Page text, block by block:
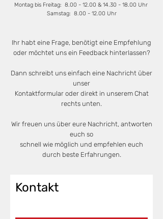
Montag bis Freitag: 8.00 - 12.00 & 14.30 - 18.00 Uhr
Samstag: 8.00 - 12.00 Uhr
Ihr habt eine Frage, benötigt eine Empfehlung
oder möchtet uns ein Feedback hinterlassen?
Dann schreibt uns einfach eine Nachricht über
unser
Kontaktformular oder direkt in unserem Chat
rechts unten.
Wir freuen uns über eure Nachricht, antworten
euch so
schnell wie möglich und empfehlen euch
durch beste Erfahrungen.
Kontakt